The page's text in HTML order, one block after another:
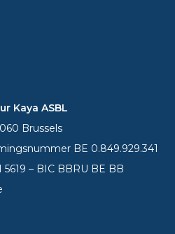
Kaya ASBL
Brussels
BE 0.849.929.341
5619 – BIC BBRU BE BB